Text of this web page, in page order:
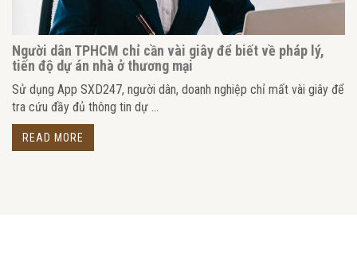
Người dân TPHCM chỉ cần vài giây để biết về pháp lý,
tiến độ dự án nhà ở thương mại
Sử dụng App SXD247, người dân, doanh nghiệp chỉ mất vài giây để
tra cứu đầy đủ thông tin dự ...
READ MORE